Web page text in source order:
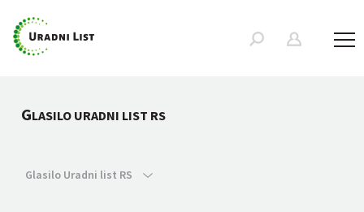
GLASILO URADNI LIST RS
Glasilo Uradni list RS